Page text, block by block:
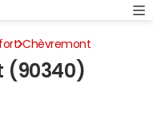
Chèvremont
(90340)